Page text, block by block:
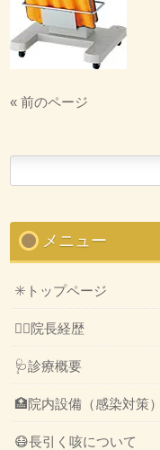
« 前のページ
索:
メニュー
✳️トップページ
👨‍⚕️院長経歴
🩺診療概要
🏥院内設備（感染対策）
😷長引く咳について